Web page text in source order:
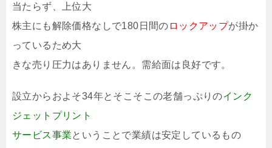
当たらず、上位大
株主にも解除価格なしで180日間の ロックアップが掛か
っているため大
きな売り圧力はありません。需給面は良好です。
設立からおよそ34年とそこそこの老舗っぷりのインク
ジェットプリント
サービス事業ということで業績は安定しているもの